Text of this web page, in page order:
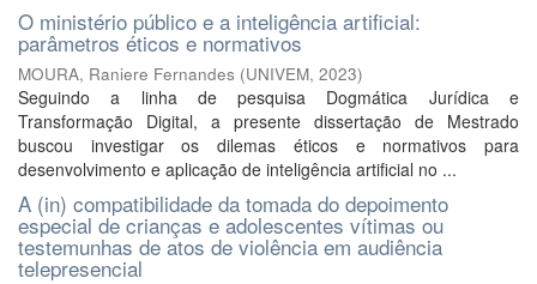
O ministério público e a inteligência artificial:
parâmetros éticos e normativos
MOURA, Raniere Fernandes (UNIVEM, 2023)
Seguindo a linha de pesquisa Dogmática Jurídica e
Transformação Digital, a presente dissertação de Mestrado
buscou investigar os dilemas éticos e normativos para
desenvolvimento e aplicação de inteligência artificial no ...
A (in) compatibilidade da tomada do depoimento
especial de crianças e adolescentes vítimas ou
testemunhas de atos de violência em audiência
telepresencial